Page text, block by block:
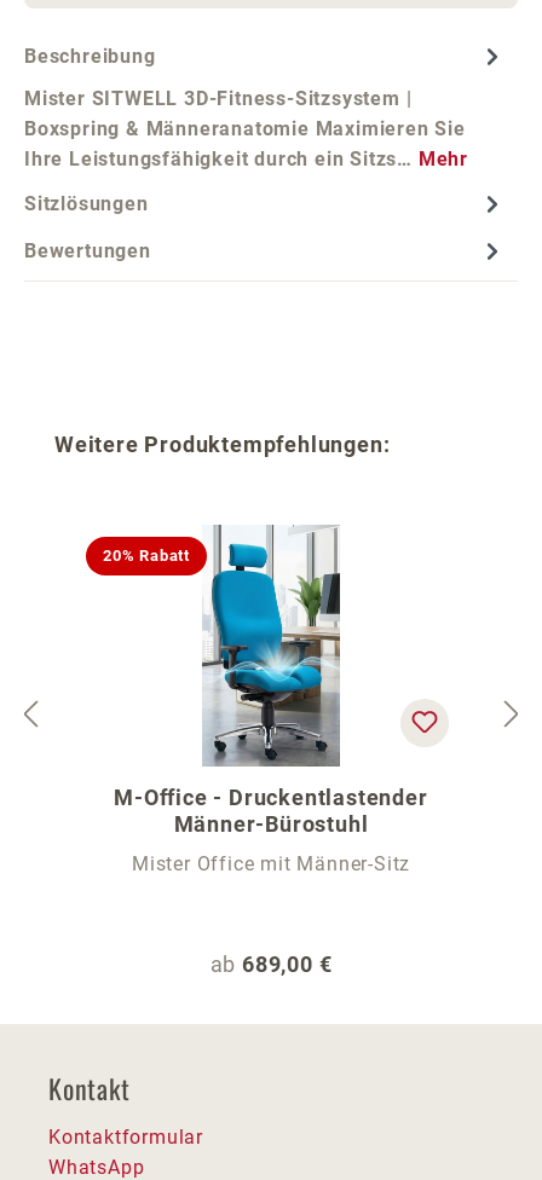
Beschreibung
Mister SITWELL 3D-Fitness-Sitzsystem |
Boxspring & Männeranatomie Maximieren Sie
Ihre Leistungsfähigkeit durch ein Sitzs… Mehr
Sitzlösungen
Bewertungen
Produktgalerie überspringen
Weitere Produktempfehlungen:
20% Rabatt
M-Office - Druckentlastender
Männer-Bürostuhl
Mister Office mit Männer-Sitz
Regulärer Preis:
ab 689,00 €
Kontakt
Kontaktformular
WhatsApp